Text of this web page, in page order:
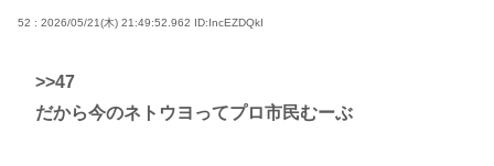
52 : 2026/05/21(木) 21:49:52.962 ID:IncEZDQkI
>>47
だから今のネトウヨってプロ市民むーぶ